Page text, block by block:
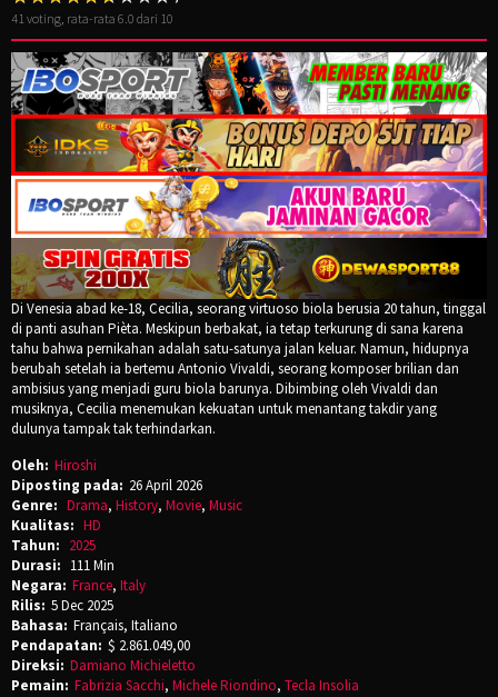
41voting, rata-rata 6.0 dari 10
Di Venesia abad ke-18, Cecilia, seorang virtuoso biola berusia 20 tahun, tinggal
di panti asuhan Pièta. Meskipun berbakat, ia tetap terkurung di sana karena
tahu bahwa pernikahan adalah satu-satunya jalan keluar. Namun, hidupnya
berubah setelah ia bertemu Antonio Vivaldi, seorang komposer brilian dan
ambisius yang menjadi guru biola barunya. Dibimbing oleh Vivaldi dan
musiknya, Cecilia menemukan kekuatan untuk menantang takdir yang
dulunya tampak tak terhindarkan.
Oleh: Hiroshi
Diposting pada: 26 April 2026
Genre: Drama, History, Movie, Music
Kualitas: HD
Tahun: 2025
Durasi: 111 Min
Negara: France, Italy
Rilis: 5 Dec 2025
Bahasa: Français, Italiano
Pendapatan: $ 2.861.049,00
Direksi: Damiano Michieletto
Pemain: Fabrizia Sacchi, Michele Riondino, Tecla Insolia